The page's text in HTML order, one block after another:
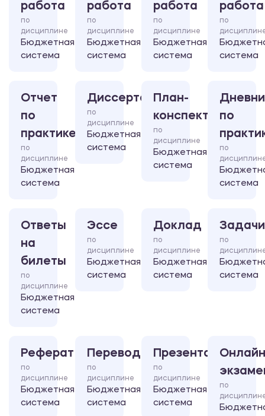
работа
по
дисциплине
Бюджетная
система
работа
по
дисциплине
Бюджетная
система
работа
по
дисциплине
Бюджетная
система
работа
по
система
Отчет
по
практике
по
дисциплине
Бюджетная
система
Диссертация
по
дисциплине
Бюджетная
система
План-
конспект
по
дисциплине
Бюджетная
система
по
по
система
Ответы
на
билеты
по
дисциплине
Бюджетная
система
Эссе
по
дисциплине
Бюджетная
система
Доклад
по
дисциплине
Бюджетная
система
Задачи
по
система
Реферат
по
дисциплине
Бюджетная
система
Перевод
по
дисциплине
Бюджетная
система
Презентация
по
дисциплине
Бюджетная
система
по